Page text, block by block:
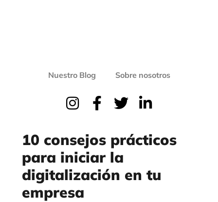
Nuestro Blog Sobre nosotros
10 consejos prácticos
para iniciar la
digitalización en tu
empresa